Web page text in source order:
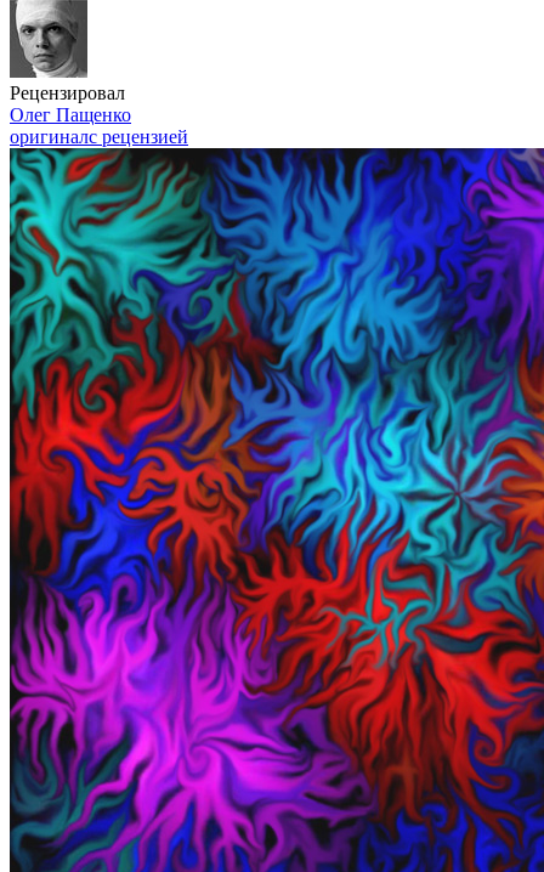
Рецензировал
Олег Пащенко
оригиналс рецензией